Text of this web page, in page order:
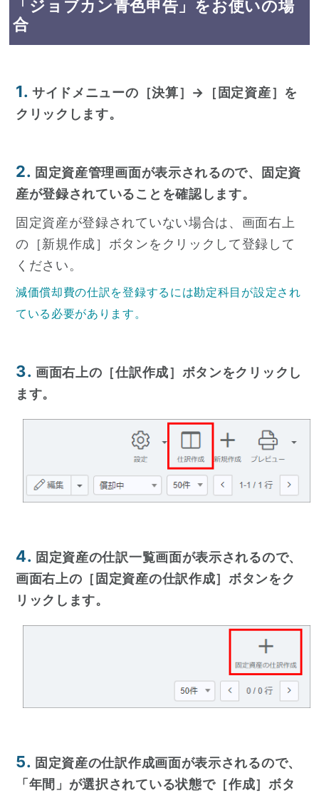
「ジョブカン青色申告」をお使いの場
合
1. サイドメニューの［決算］→［固定資産］を
クリックします。
2. 固定資産管理画面が表示されるので、固定資
産が登録されていることを確認します。
固定資産が登録されていない場合は、画面右上
の［新規作成］ボタンをクリックして登録して
ください。
減価償却費の仕訳を登録するには勘定科目が設定され
ている必要があります。
3. 画面右上の［仕訳作成］ボタンをクリックし
ます。
4. 固定資産の仕訳一覧画面が表示されるので、
画面右上の［固定資産の仕訳作成］ボタンをク
リックします。
5. 固定資産の仕訳作成画面が表示されるので、
「年間」が選択されている状態で［作成］ボタ